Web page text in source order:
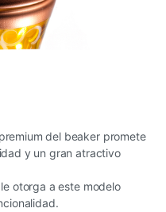
del beaker promete
y un gran atractivo
otorga a este modelo